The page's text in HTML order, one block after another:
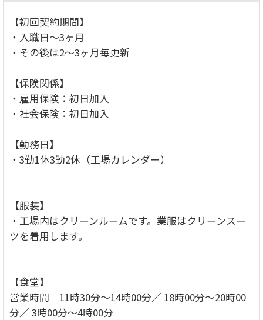
【初回契約期間】
・入職日～3ヶ月
・その後は2～3ヶ月毎更新
【保険関係】
・雇用保険：初日加入
・社会保険：初日加入
【勤務日】
・3勤1休3勤2休（工場カレンダー）
【服装】
・工場内はクリーンルームです。業服はクリーンスー
ツを着用します。
【食堂】
営業時間 11時30分～14時00分／ 18時00分～20時00
分／ 3時00分～4時00分